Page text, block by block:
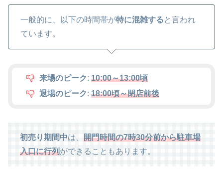
一般的に、以下の時間帯が特に混雑する と言われ
ています。
来場のピーク: 10:00～13:00頃
退場のピーク: 18:00頃～閉店前後
初売り期間中は、 開門時間の7時30分前から駐車場
入口に行列ができることもあります。